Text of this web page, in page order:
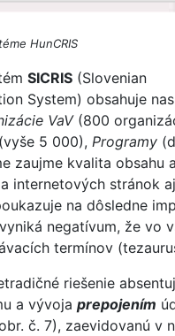
HunCRIS
SICRIS (Slovenian
System) obsahuje
VaV(800
(vyše 5 000), Programy
zaujme kvalita obsahu
internetových stránok
na dôsledne
negatívum, že vo
termínov
riešenie
a vývoja prepojením
č. 7), zaevidovanú v